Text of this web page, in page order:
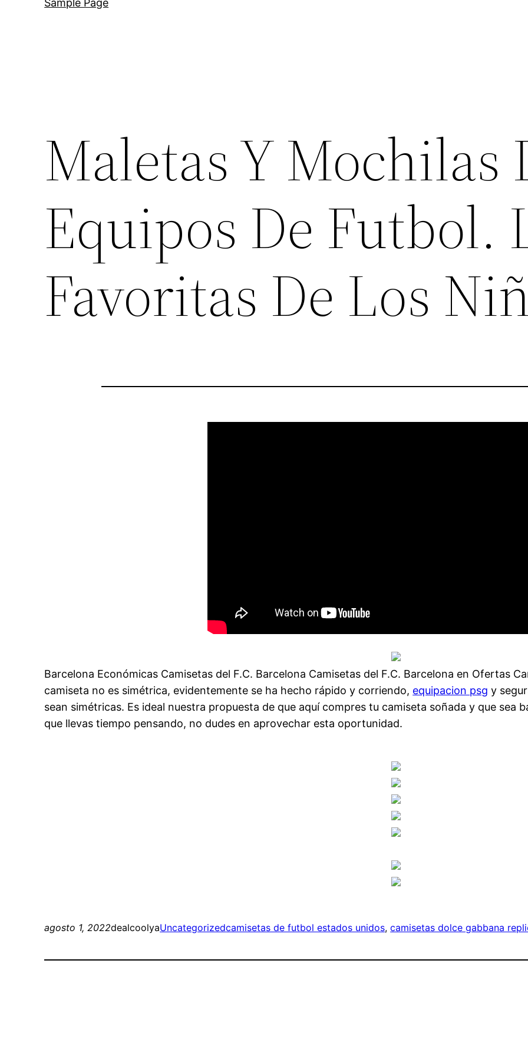
Sample Page
Maletas Y Mochilas
Equipos De Futbol.
Favoritas De Los
Barcelona Económicas Camisetas del F.C. Barcelona Camisetas del F.C. Barcelona en Ofertas
camiseta no es simétrica, evidentemente se ha hecho rápido y corriendo, equipacion psg y
sean simétricas. Es ideal nuestra propuesta de que aquí compres tu camiseta soñada y que sea
que llevas tiempo pensando, no dudes en aprovechar esta oportunidad.
agosto 1, 2022dealcoolyaUncategorizedcamisetas de futbol estados unidos, camisetas dolce gabbana